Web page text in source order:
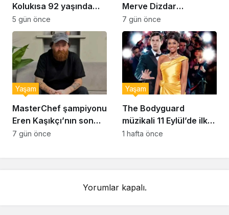
Kolukısa 92 yaşında
hayatını kaybetti
5 gün önce
Merve Dizdar
sessizliğini bozdu: ‘İsim
bulmak çok zor’
7 gün önce
MasterChef şampiyonu
Eren Kaşıkçı’nın son
anlarındaki kahreden
Yaşam
7 gün önce
The Bodyguard
müzikali 11 Eylül’de ilk
kez Türkiye’de
Yaşam
1 hafta önce
Yorumlar kapalı.